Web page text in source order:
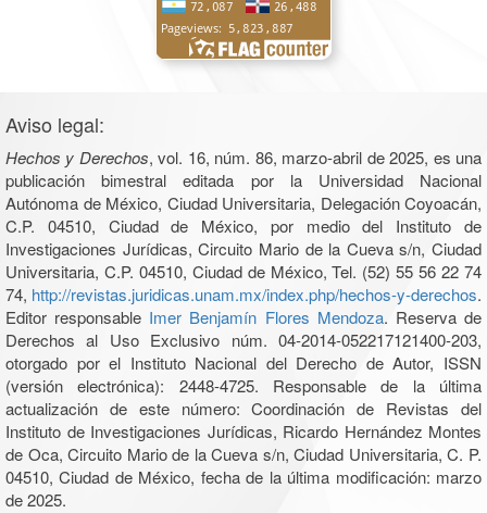
Aviso legal:
Hechos y Derechos, vol. 16, núm. 86, marzo-abril de 2025, es una
publicación bimestral editada por la Universidad Nacional
Autónoma de México, Ciudad Universitaria, Delegación Coyoacán,
C.P. 04510, Ciudad de México, por medio del Instituto de
Investigaciones Jurídicas, Circuito Mario de la Cueva s/n, Ciudad
Universitaria, C.P. 04510, Ciudad de México, Tel. (52) 55 56 22 74
74, http://revistas.juridicas.unam.mx/index.php/hechos-y-derechos.
Editor responsable Imer Benjamín Flores Mendoza. Reserva de
Derechos al Uso Exclusivo núm. 04-2014-052217121400-203,
otorgado por el Instituto Nacional del Derecho de Autor, ISSN
(versión electrónica): 2448-4725. Responsable de la última
actualización de este número: Coordinación de Revistas del
Instituto de Investigaciones Jurídicas, Ricardo Hernández Montes
de Oca, Circuito Mario de la Cueva s/n, Ciudad Universitaria, C. P.
04510, Ciudad de México, fecha de la última modificación: marzo
de 2025.